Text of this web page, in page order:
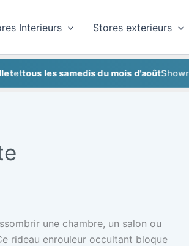
Interieurs Stores exterieurs
les samedis du mois d'aoûtShowroom
une chambre, un salon ou
rideau enrouleur occultant bloque